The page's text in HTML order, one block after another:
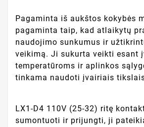
Pagaminta iš aukštos kokybės
pagaminta taip, kad atlaikytų
naudojimo sunkumus ir
veikimą. Ji sukurta veikti esant
temperatūroms ir aplinkos
tinkama naudoti įvairiais
LX1-D4 110V (25-32) ritę
sumontuoti ir prijungti, ji